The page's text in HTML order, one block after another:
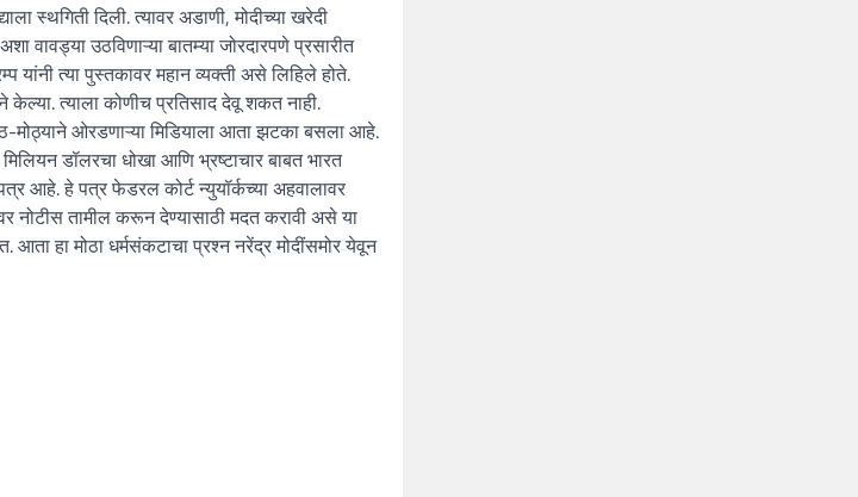
स्थगिती दिली. त्यावर अडाणी, मोदीच्या खरेदी
वावड्या उठविणाऱ्या बातम्या जोरदारपणे प्रसारीत
त्या पुस्तकावर महान व्यक्ती असे लिहिले होते.
त्याला कोणीच प्रतिसाद देवू शकत नाही.
मोठ्याने ओरडणाऱ्या मिडियाला आता झटका बसला आहे.
डॉलरचा धोखा आणि भ्रष्टाचार बाबत भारत
आहे. हे पत्र फेडरल कोर्ट न्युयॉर्कच्या अहवालावर
नोटीस तामील करून देण्यासाठी मदत करावी असे या
हा मोठा धर्मसंकटाचा प्रश्न नरेंद्र मोदींसमोर येवून